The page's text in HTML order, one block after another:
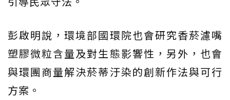
彭啟明說，環境部國環院也會研究香菸濾嘴
塑膠微粒含量及對生態影響性，另外，也會
與環團商量解決菸蒂汙染的創新作法與可行
方案。